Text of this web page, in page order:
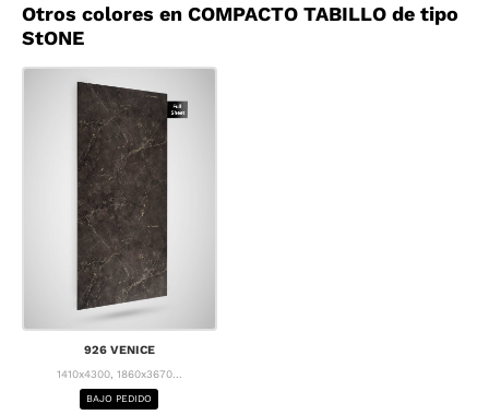
Otros colores en COMPACTO TABILLO de tipo
StONE
926 VENICE
1410x4300, 1860x3670...
BAJO PEDIDO